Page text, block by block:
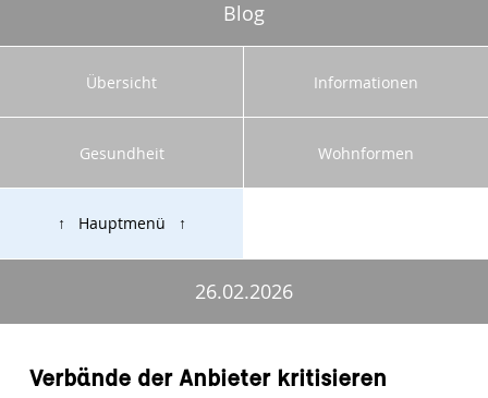
Blog
Übersicht Informationen
Gesundheit Wohnformen
↑ Hauptmenü ↑
26.02.2026
Verbände der Anbieter kritisieren